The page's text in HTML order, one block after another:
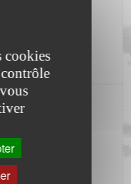
270
cookies